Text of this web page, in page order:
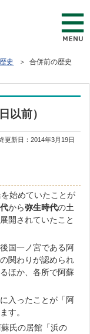
歴史
＞ 合併前の歴史
以前）
更新日：2014年3月19日
始めていたことが
から弥生時代の土
開されていたこと
国一ノ宮である阿
関わりが認められ
ほか、各所で阿蘇
入ったことが「阿
す。
氏の居館「浜の